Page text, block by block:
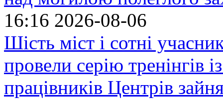
16:16 2026-08-06
Шість міст і сотні
провели серію тренінгів
працівників Центрів